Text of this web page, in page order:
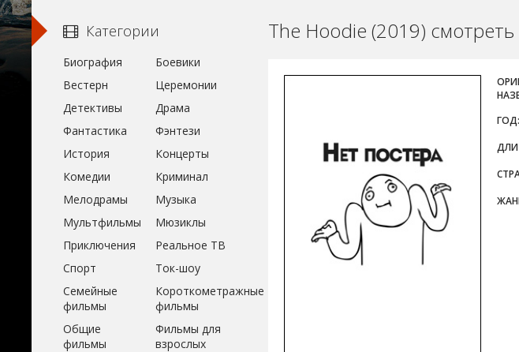
The Hoodie (2019)
ГОД:
Категории
Биография
Боевики
Вестерн
Церемонии
Детективы
Драма
Фантастика
Фэнтези
История
Концерты
Комедии
Криминал
Мелодрамы
Музыка
Мультфильмы
Мюзиклы
Приключения
Реальное ТВ
Спорт
Ток-шоу
Семейные
фильмы
Короткометражные
фильмы
Общие
фильмы
Фильмы для
взрослых